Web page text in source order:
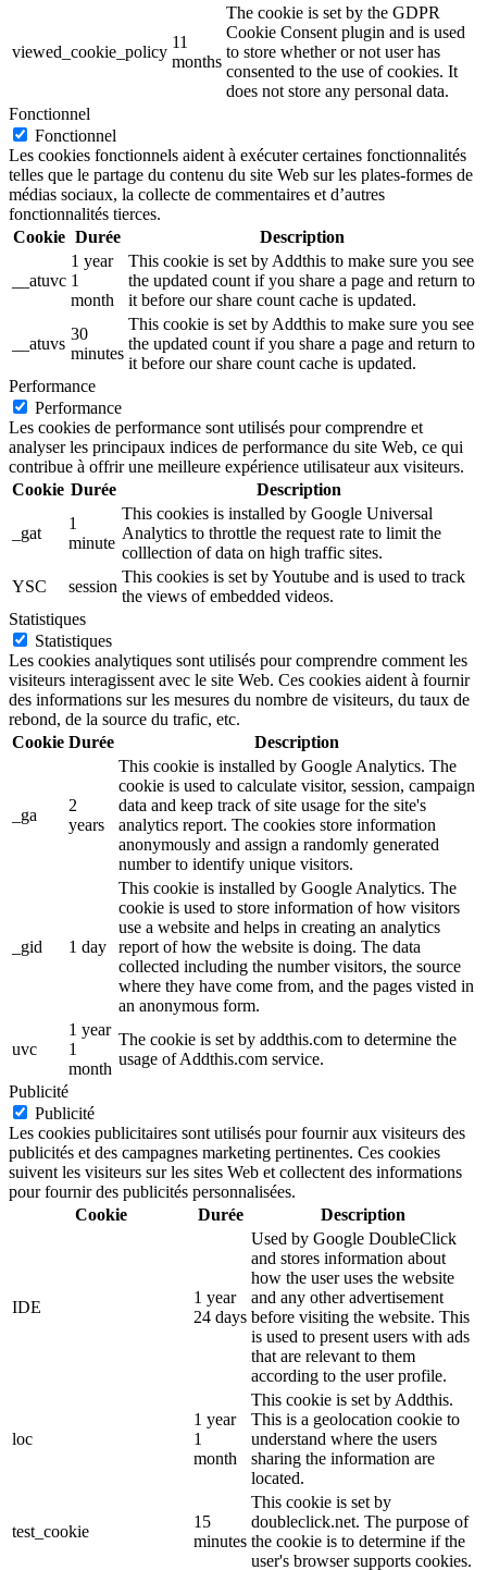
viewed_cookie_policy
11
months
The cookie is set by the GDPR
Cookie Consent plugin and is used
to store whether or not user has
consented to the use of cookies. It
does not store any personal data.
Fonctionnel
Fonctionnel
Les cookies fonctionnels aident à exécuter certaines fonctionnalités
telles que le partage du contenu du site Web sur les plates-formes de
médias sociaux, la collecte de commentaires et d’autres
fonctionnalités tierces.
Cookie Durée Description
__atuvc
1 year
1
month
This cookie is set by Addthis to make sure you see
the updated count if you share a page and return to
it before our share count cache is updated.
__atuvs
30
minutes
This cookie is set by Addthis to make sure you see
the updated count if you share a page and return to
it before our share count cache is updated.
Performance
Performance
Les cookies de performance sont utilisés pour comprendre et
analyser les principaux indices de performance du site Web, ce qui
contribue à offrir une meilleure expérience utilisateur aux visiteurs.
Cookie Durée Description
_gat
1
minute
This cookies is installed by Google Universal
Analytics to throttle the request rate to limit the
colllection of data on high traffic sites.
YSC
session
This cookies is set by Youtube and is used to track
the views of embedded videos.
Statistiques
Statistiques
Les cookies analytiques sont utilisés pour comprendre comment les
visiteurs interagissent avec le site Web. Ces cookies aident à fournir
des informations sur les mesures du nombre de visiteurs, du taux de
rebond, de la source du trafic, etc.
Cookie Durée Description
_ga
2
years
This cookie is installed by Google Analytics. The
cookie is used to calculate visitor, session, campaign
data and keep track of site usage for the site's
analytics report. The cookies store information
anonymously and assign a randomly generated
number to identify unique visitors.
_gid 1 day
This cookie is installed by Google Analytics. The
cookie is used to store information of how visitors
use a website and helps in creating an analytics
report of how the website is doing. The data
collected including the number visitors, the source
where they have come from, and the pages visted in
an anonymous form.
uvc
1 year
1
month
The cookie is set by addthis.com to determine the
usage of Addthis.com service.
Publicité
Publicité
Les cookies publicitaires sont utilisés pour fournir aux visiteurs des
publicités et des campagnes marketing pertinentes. Ces cookies
suivent les visiteurs sur les sites Web et collectent des informations
pour fournir des publicités personnalisées.
Cookie
Durée Description
IDE
1 year
24 days
Used by Google DoubleClick
and stores information about
how the user uses the website
and any other advertisement
before visiting the website. This
is used to present users with ads
that are relevant to them
according to the user profile.
loc
1 year
1
month
This cookie is set by Addthis.
This is a geolocation cookie to
understand where the users
sharing the information are
located.
test_cookie
15
minutes
This cookie is set by
doubleclick.net. The purpose of
the cookie is to determine if the
user's browser supports cookies.